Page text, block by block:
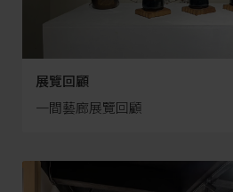
展覽回顧
一間藝廊展覽回顧